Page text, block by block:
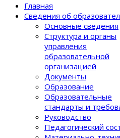
Главная
Сведения об
Основные сведения
Структура и органы
управления
образовательной
организацией
Документы
Образование
Образовательные
стандарты и
Руководство
Педагогический